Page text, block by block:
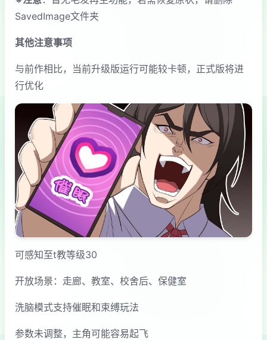
SavedImage文件夹
其他注意事项
与前作相比，当前升级版运行可能较卡顿，正式版将进
行优化
可感知至t教等级30
开放场景：走廊、教室、校舍后、保健室
洗脑模式支持催眠和束缚玩法
参数未调整，主角可能容易起飞